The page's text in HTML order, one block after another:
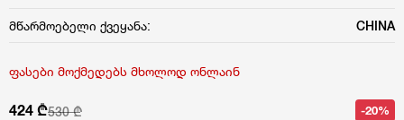
მწარმოებელი ქვეყანა: CHINA
ფასები მოქმედებს მხოლოდ ონლაინ
424 ₾530 ₾ -20%